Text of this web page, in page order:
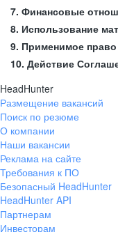
7. Финансовые
8. Использование
9. Применимое
10. Действие
HeadHunter
Размещение вакансий
Поиск по резюме
О компании
Наши вакансии
Реклама на сайте
Требования к ПО
Безопасный HeadHunter
HeadHunter API
Партнерам
Инвесторам